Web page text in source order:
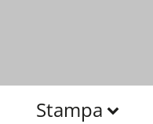
Stampa